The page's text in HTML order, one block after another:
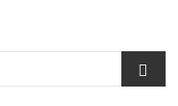
Search
…